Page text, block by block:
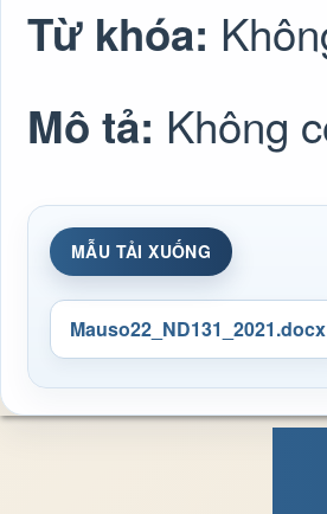
Từ khóa:
Mô tả: Không
MẪU TẢI XUỐNG
Mauso22_ND131_2021.docx